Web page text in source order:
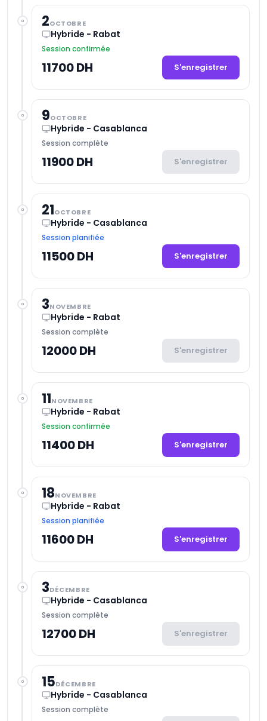
2OCTOBRE
Hybride - Rabat
Session confirmée
11700 DH S'enregistrer
9OCTOBRE
Hybride - Casablanca
Session complète
11900 DH S'enregistrer
21OCTOBRE
Hybride - Casablanca
Session planifiée
11500 DH S'enregistrer
3NOVEMBRE
Hybride - Rabat
Session complète
12000 DH S'enregistrer
11NOVEMBRE
Hybride - Rabat
Session confirmée
11400 DH S'enregistrer
18NOVEMBRE
Hybride - Rabat
Session planifiée
11600 DH S'enregistrer
3DÉCEMBRE
Hybride - Casablanca
Session complète
12700 DH S'enregistrer
15DÉCEMBRE
Hybride - Casablanca
Session complète